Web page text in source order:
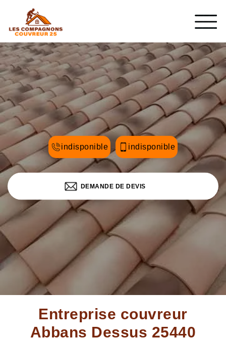
indisponible indisponible
DEMANDE DE DEVIS
Entreprise couvreur
Abbans Dessus 25440